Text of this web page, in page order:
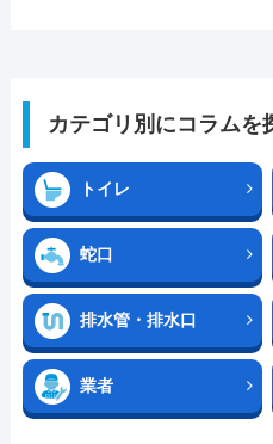
カテゴリ別にコラムを
トイレ
蛇口
排水管・排水口
業者